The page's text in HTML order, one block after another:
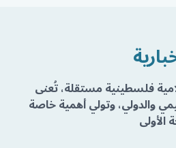
فلسطينية مستقلة، تُعنى
والدولي، وتولي أهمية خاصة
الأولى